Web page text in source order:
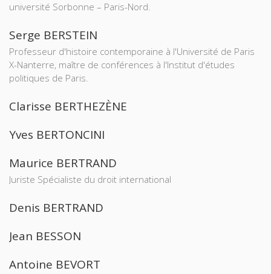
université Sorbonne – Paris-Nord.
Serge BERSTEIN
Professeur d'histoire contemporaine à l'Université de Paris
X-Nanterre, maître de conférences à l'Institut d'études
politiques de Paris.
Clarisse BERTHEZÈNE
Yves BERTONCINI
Maurice BERTRAND
Juriste Spécialiste du droit international
Denis BERTRAND
Jean BESSON
Antoine BEVORT